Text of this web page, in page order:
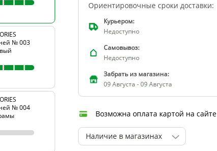
№ 003
№ 004
Ориентировочные сроки доставки:
Курьером:
Недоступно
Самовывоз:
Недоступно
Забрать из магазина:
09 Августа - 09 Августа
Возможна оплата картой на сайте
Наличие в магазинах